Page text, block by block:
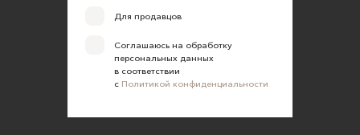
Для продавцов
Соглашаюсь на обработку
персональных данных
в соответствии
с Политикой конфиденциальности